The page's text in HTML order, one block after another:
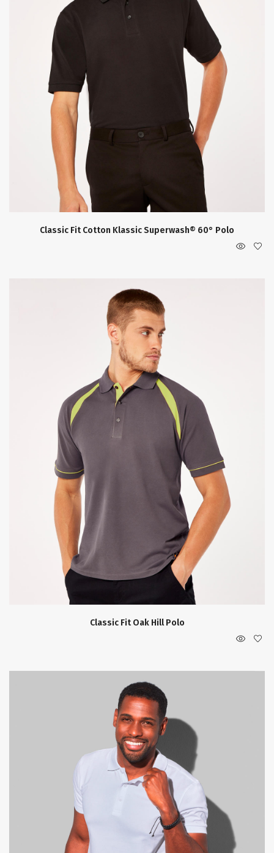
Classic Fit Cotton Klassic Superwash® 60° Polo
Classic Fit Oak Hill Polo